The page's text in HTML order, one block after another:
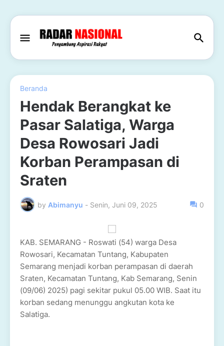
Beranda
Hendak Berangkat ke
Pasar Salatiga, Warga
Desa Rowosari Jadi
Korban Perampasan di
Sraten
by Abimanyu - Senin, Juni 09, 2025 0
KAB. SEMARANG - Roswati (54) warga Desa
Rowosari, Kecamatan Tuntang, Kabupaten
Semarang menjadi korban perampasan di daerah
Sraten, Kecamatan Tuntang, Kab Semarang, Senin
(09/06) 2025) pagi sekitar pukul 05.00 WIB. Saat itu
korban sedang menunggu angkutan kota ke
Salatiga.